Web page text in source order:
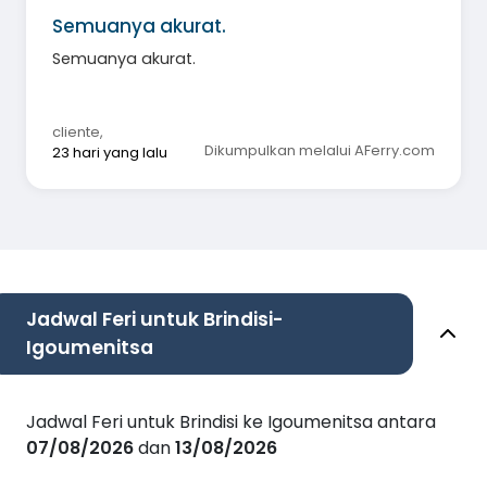
Semuanya akurat.
Semuanya akurat.
cliente,
23 hari yang lalu
Dikumpulkan melalui AFerry.com
Jadwal Feri untuk Brindisi-
Igoumenitsa
Jadwal Feri untuk Brindisi ke Igoumenitsa antara
07/08/2026dan13/08/2026